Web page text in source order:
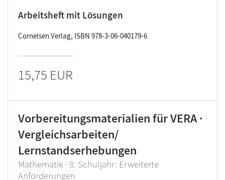
Arbeitsheft mit Lösungen
Cornelsen Verlag, ISBN 978-3-06-040179-6
15,75 EUR
Vorbereitungsmaterialien für VERA ·
Vergleichsarbeiten/
Lernstandserhebungen
Mathematik · 8. Schuljahr: Erweiterte
Anforderungen